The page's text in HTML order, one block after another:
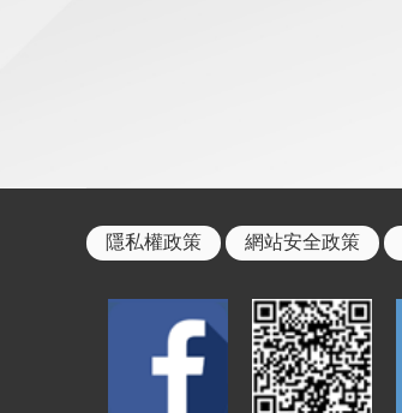
隱私權政策 網站安全政策